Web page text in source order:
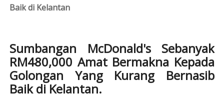
Baik di Kelantan
Sumbangan McDonald's Sebanyak
RM480,000 Amat Bermakna Kepada
Golongan Yang Kurang Bernasib
Baik di Kelantan.